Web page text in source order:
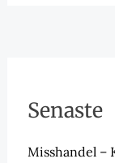
Senaste
Misshandel –